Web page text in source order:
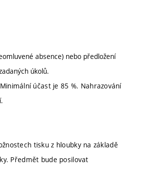
absence) nebo předložení
úkolů.
účast je 85 %. Nahrazování
tisku z hloubky na základě
Předmět bude posilovat